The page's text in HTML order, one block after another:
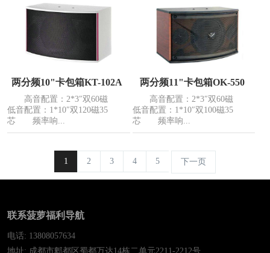
两分频10"卡包箱KT-102A
高音配置：2*3″双60磁
低音配置：1*10″双120磁35
芯 频率响...
两分频11"卡包箱OK-550
高音配置：2*3″双60磁
低音配置：1*10″双100磁35
芯 频率响...
1 2 3 4 5 下一页
联系菠萝福利导航
电话: 13808057634
地址: 成都市郫都区蜀都万达14栋二单元2211-2212号